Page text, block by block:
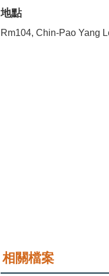
地點
Rm104, Chin-Pao Yang
相關檔案